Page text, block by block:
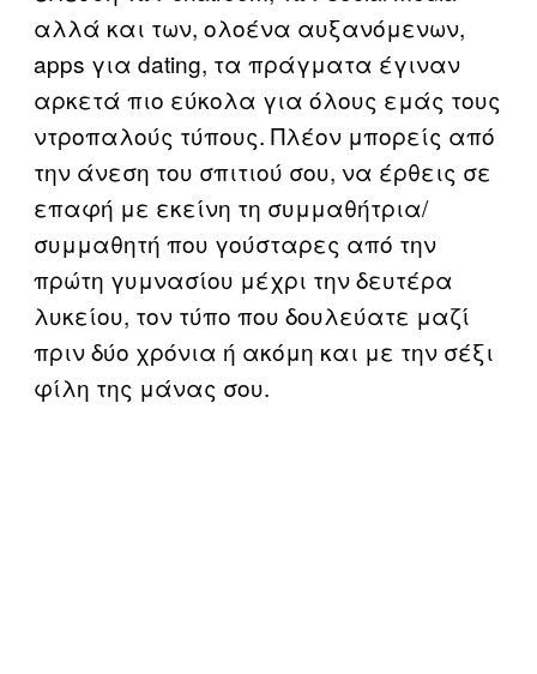
αλλά και των, ολοένα αυξανόμενων,
apps για dating, τα πράγματα έγιναν
αρκετά πιο εύκολα για όλους εμάς τους
ντροπαλούς τύπους. Πλέον μπορείς από
την άνεση του σπιτιού σου, να έρθεις σε
επαφή με εκείνη τη συμμαθήτρια/
συμμαθητή που γούσταρες από την
πρώτη γυμνασίου μέχρι την δευτέρα
λυκείου, τον τύπο που δουλεύατε μαζί
πριν δύο χρόνια ή ακόμη και με την σέξι
φίλη της μάνας σου.